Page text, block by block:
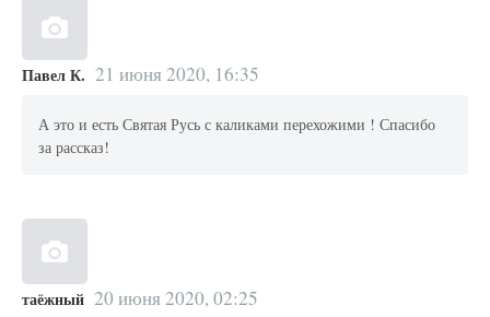
Павел К. 21 июня 2020, 16:35
А это и есть Святая Русь с каликами перехожими ! Спасибо
за рассказ!
таёжный 20 июня 2020, 02:25